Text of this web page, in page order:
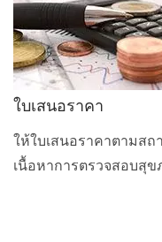
ใบเสนอราคา
ให้ใบเสนอราคาตามส
เนื้อหาการตรวจสอบสุข